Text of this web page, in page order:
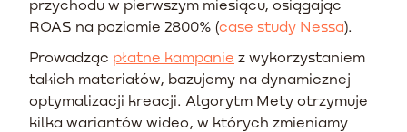
przychodu w pierwszym miesiącu, osiągając
ROAS na poziomie 2800% (case study Nessa).
Prowadząc płatne kampanie z wykorzystaniem
takich materiałów, bazujemy na dynamicznej
optymalizacji kreacji. Algorytm Mety otrzymuje
kilka wariantów wideo, w których zmieniamy